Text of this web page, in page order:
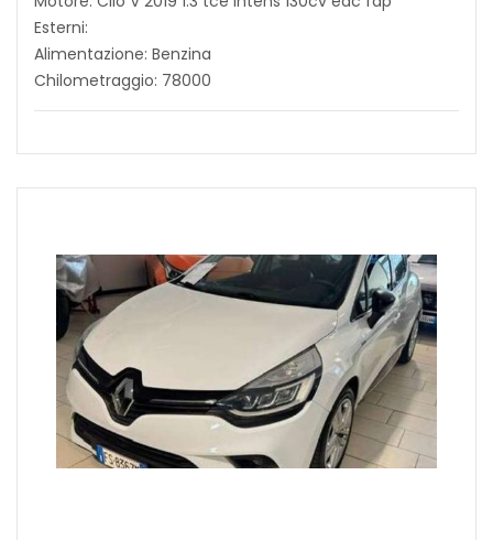
Esterni:
Alimentazione: Benzina
Chilometraggio: 78000